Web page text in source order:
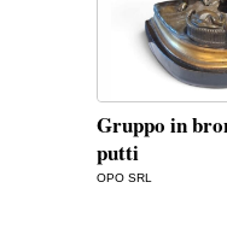
Gruppo in
putti
OPO SRL